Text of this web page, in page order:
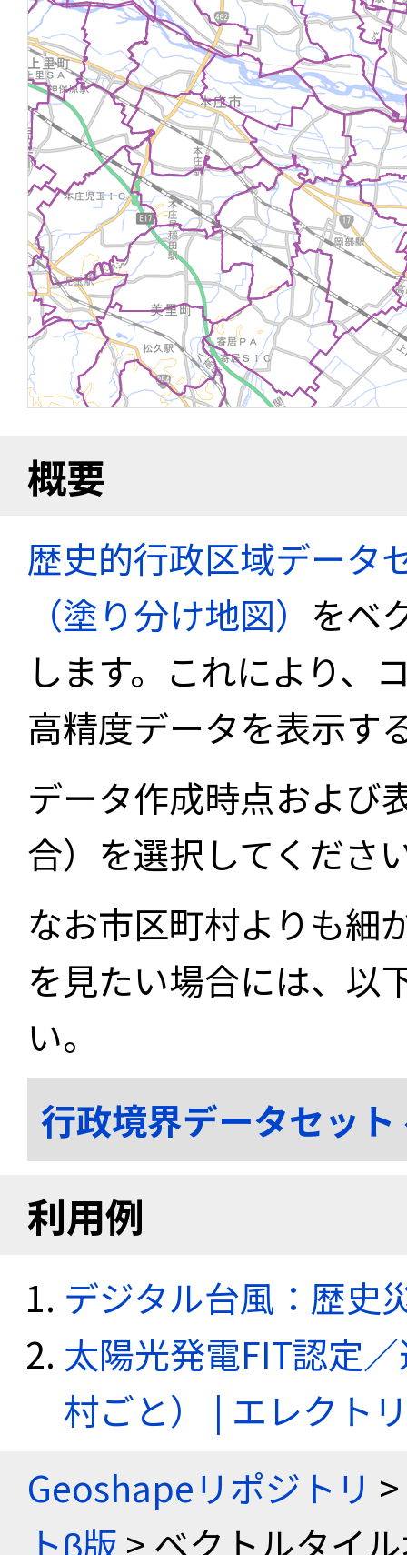
概要
歴史的行政区域データ
（塗り分け地図） をベ
します。これにより、
高精度データを表示す
データ作成時点および
合）を選択してくださ
なお市区町村よりも細
を見たい場合には、以
い。
行政境界データセッ
利用例
デジタル台風：歴史
太陽光発電FIT認定
村ごと） | エレクト
Geoshapeリポジトリ >
トβ版 > ベクトルタイ